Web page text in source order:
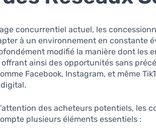
concurrentiel actuel, les
à un environnement en constante
modifié la manière dont les
ainsi des opportunités sans
Facebook, Instagram, et même
des acheteurs potentiels, les
plusieurs éléments essentiels :